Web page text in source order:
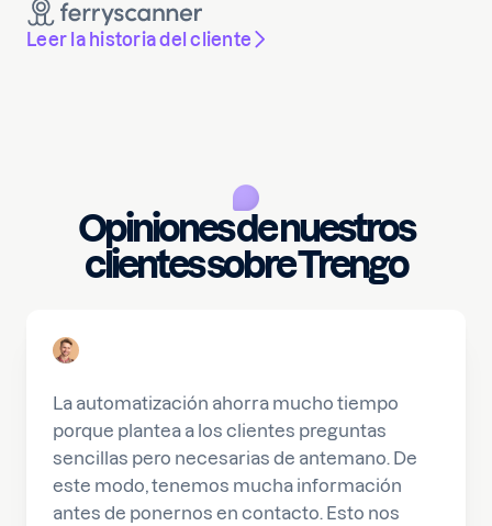
Leer la historia del cliente
Opiniones de nuestros
clientes sobre Trengo
La automatización ahorra mucho tiempo
porque plantea a los clientes preguntas
sencillas pero necesarias de antemano. De
este modo, tenemos mucha información
antes de ponernos en contacto. Esto nos